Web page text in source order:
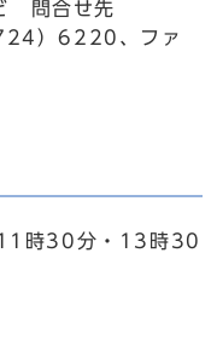
問合せ先
）6220、ファ
時30分・13時30